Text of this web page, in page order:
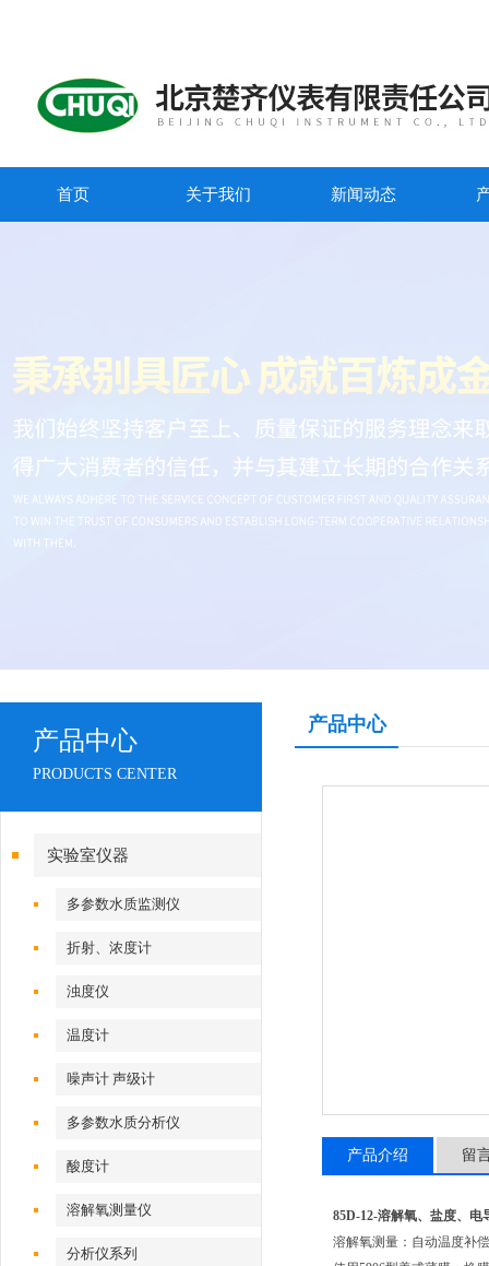
首页 关于我们 新闻动态
产品中心
PRODUCTS CENTER
实验室仪器
多参数水质监测仪
折射、浓度计
浊度仪
温度计
噪声计 声级计
多参数水质分析仪
酸度计
溶解氧测量仪
分析仪系列
产品中心
产品介绍 留
85D-12-溶解氧、盐度、电
溶解氧测量：自动温度补